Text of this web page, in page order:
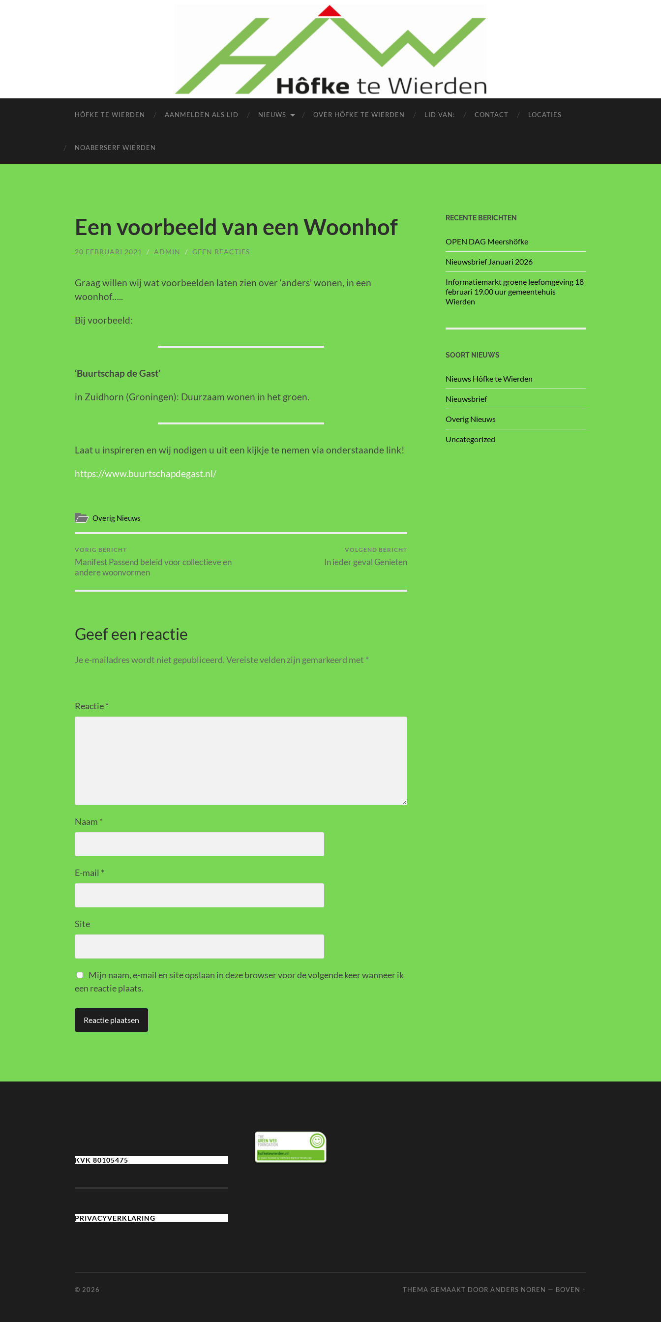
HÔFKE TE WIERDEN AANMELDEN ALS LID NIEUWS OVER HÔFKE TE WIERDEN LID VAN: CONTACT LOCATIES
NOABERSERF WIERDEN
Een voorbeeld van een Woonhof
20 FEBRUARI 2021 / ADMIN / GEEN REACTIES
Graag willen wij wat voorbeelden laten zien over ‘anders’ wonen, in een
woonhof…..
Bij voorbeeld:
‘Buurtschap de Gast’
in Zuidhorn (Groningen): Duurzaam wonen in het groen.
Laat u inspireren en wij nodigen u uit een kijkje te nemen via onderstaande link!
https://www.buurtschapdegast.nl/
Overig Nieuws
VORIG BERICHT
Manifest Passend beleid voor collectieve en
andere woonvormen
VOLGEND BERICHT
In ieder geval Genieten
Geef een reactie
Je e-mailadres wordt niet gepubliceerd.Vereiste velden zijn gemarkeerd met *
Reactie*
Naam *
E-mail *
Site
Mijn naam, e-mail en site opslaan in deze browser voor de volgende keer wanneer ik
een reactie plaats.
RECENTE BERICHTEN
OPEN DAG Meershöfke
Nieuwsbrief Januari 2026
Informatiemarkt groene leefomgeving 18
februari 19.00 uur gemeentehuis
Wierden
SOORT NIEUWS
Nieuws Hôfke te Wierden
Nieuwsbrief
Overig Nieuws
Uncategorized
KVK 80105475
PRIVACYVERKLARING
© 2026 THEMA GEMAAKT DOOR ANDERS NOREN — BOVEN ↑